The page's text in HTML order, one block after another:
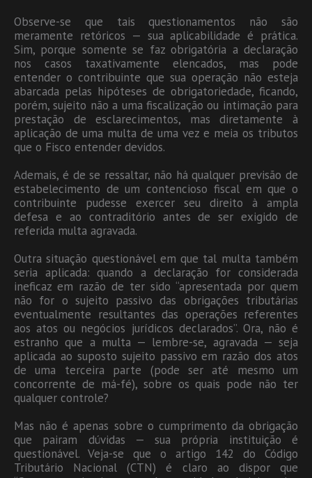
Observe-se que tais questionamentos não são
meramente retóricos — sua aplicabilidade é prática.
Sim, porque somente se faz obrigatória a declaração
nos casos taxativamente elencados, mas pode
entender o contribuinte que sua operação não esteja
abarcada pelas hipóteses de obrigatoriedade, ficando,
porém, sujeito não a uma fiscalização ou intimação para
prestação de esclarecimentos, mas diretamente à
aplicação de uma multa de uma vez e meia os tributos
que o Fisco entender devidos.
Ademais, é de se ressaltar, não há qualquer previsão de
estabelecimento de um contencioso fiscal em que o
contribuinte pudesse exercer seu direito à ampla
defesa e ao contraditório antes de ser exigido de
referida multa agravada.
Outra situação questionável em que tal multa também
seria aplicada: quando a declaração for considerada
ineficaz em razão de ter sido “apresentada por quem
não for o sujeito passivo das obrigações tributárias
eventualmente resultantes das operações referentes
aos atos ou negócios jurídicos declarados”. Ora, não é
estranho que a multa — lembre-se, agravada — seja
aplicada ao suposto sujeito passivo em razão dos atos
de uma terceira parte (pode ser até mesmo um
concorrente de má-fé), sobre os quais pode não ter
qualquer controle?
Mas não é apenas sobre o cumprimento da obrigação
que pairam dúvidas — sua própria instituição é
questionável. Veja-se que o artigo 142 do Código
Tributário Nacional (CTN) é claro ao dispor que